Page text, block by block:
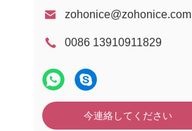
zohonice@zohonice.com
0086 13910911829
今連絡してください